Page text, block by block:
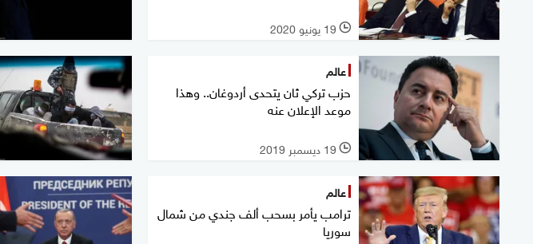
l 19 يونيو 2020
عالم
حزب تركي ثان يتحدى أردوغان.. وهذا
موعد الإعلان عنه
l 19 ديسمبر 2019
عالم
ترامب يأمر بسحب ألف جندي من شمال
سوريا